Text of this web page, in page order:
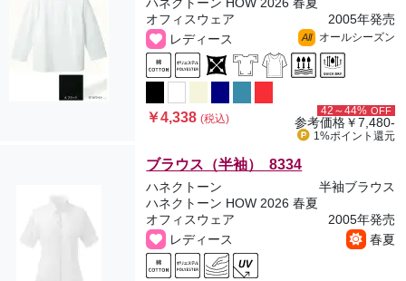
オフィスウェア
2005年発売
レディース
All オールシーズン
￥4,338(税込)
42～44% OFF
参考価格￥7,480-
1%ポイント 還元
ブラウス（半袖） 8334
ハネクトーン
半袖ブラウス
ハネクトーン HOW 2026 春夏
オフィスウェア
2005年発売
レディース
春夏